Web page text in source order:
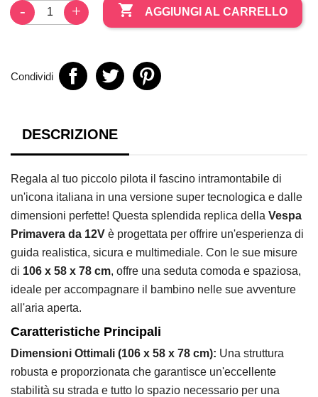
 AGGIUNGI AL CARRELLO
Condividi
DESCRIZIONE
Regala al tuo piccolo pilota il fascino intramontabile di
un'icona italiana in una versione super tecnologica e dalle
dimensioni perfette! Questa splendida replica della Vespa
Primavera da 12V è progettata per offrire un'esperienza di
guida realistica, sicura e multimediale. Con le sue misure
di 106 x 58 x 78 cm, offre una seduta comoda e spaziosa,
ideale per accompagnare il bambino nelle sue avventure
all'aria aperta.
Caratteristiche Principali
Dimensioni Ottimali (106 x 58 x 78 cm): Una struttura
robusta e proporzionata che garantisce un'eccellente
stabilità su strada e tutto lo spazio necessario per una